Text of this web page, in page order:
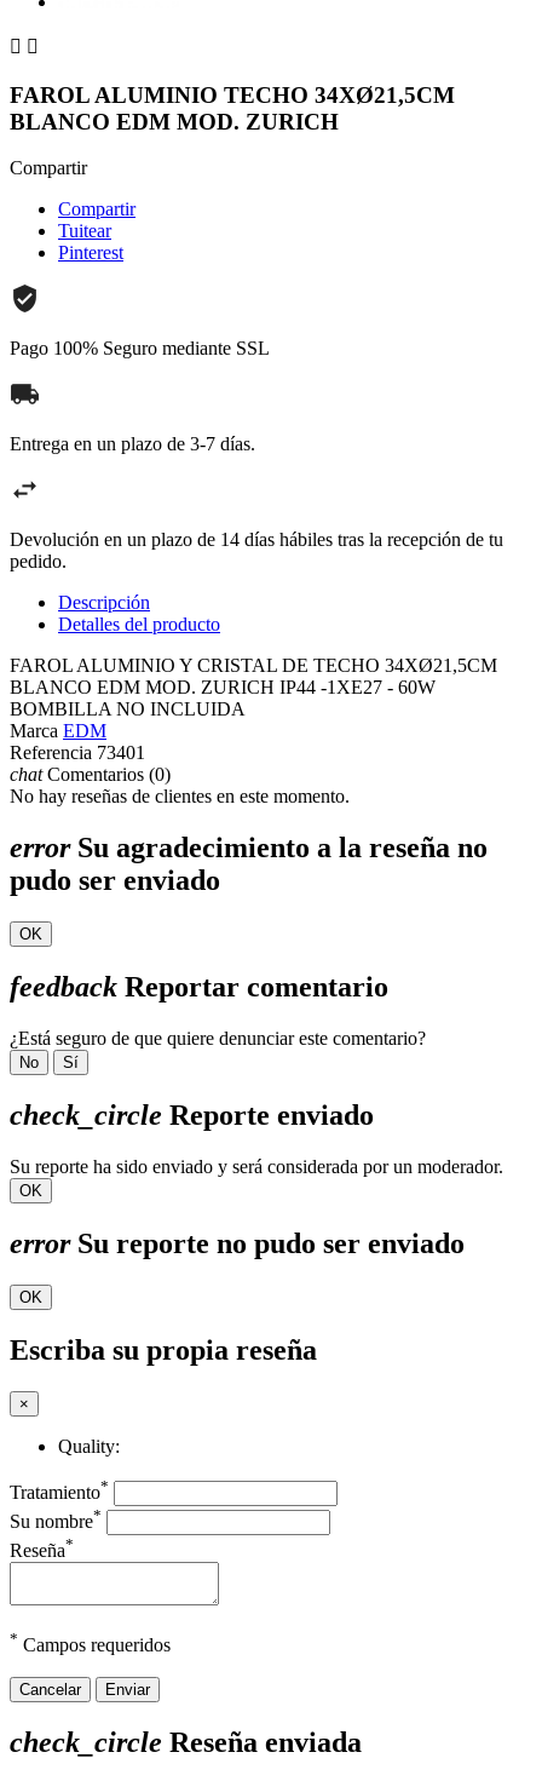
 
FAROL ALUMINIO TECHO 34XØ21,5CM
BLANCO EDM MOD. ZURICH
Compartir
Compartir
Tuitear
Pinterest
Pago 100% Seguro mediante SSL
Entrega en un plazo de 3-7 días.
Devolución en un plazo de 14 días hábiles tras la recepción de tu
pedido.
Descripción
Detalles del producto
FAROL ALUMINIO Y CRISTAL DE TECHO 34XØ21,5CM
BLANCO EDM MOD. ZURICH IP44 -1XE27 - 60W
BOMBILLA NO INCLUIDA
Marca EDM
Referencia 73401
chatComentarios (0)
No hay reseñas de clientes en este momento.
errorSu agradecimiento a la reseña no
pudo ser enviado
OK
feedback Reportar comentario
¿Está seguro de que quiere denunciar este comentario?
No Sí
check_circle Reporte enviado
Su reporte ha sido enviado y será considerada por un moderador.
OK
errorSu reporte no pudo ser enviado
OK
Escriba su propia reseña
×
Quality:
Tratamiento*
Su nombre*
Reseña*
* Campos requeridos
Cancelar Enviar
check_circle Reseña enviada